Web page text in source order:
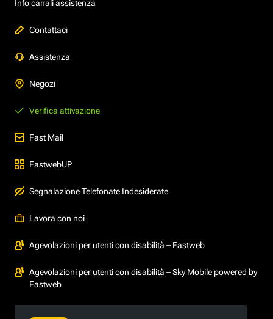
Info canali assistenza
Contattaci
Assistenza
Negozi
Verifica attivazione
Fast Mail
FastwebUP
Segnalazione Telefonate Indesiderate
Lavora con noi
Agevolazioni per utenti con disabilità – Fastweb
Agevolazioni per utenti con disabilità – Sky Mobile powered by
Fastweb